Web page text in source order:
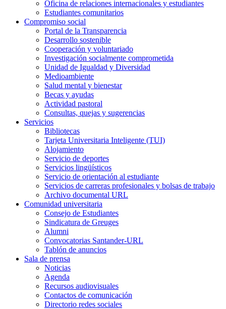
Oficina de relaciones internacionales y estudiantes
Estudiantes comunitarios
Compromiso social
Portal de la Transparencia
Desarrollo sostenible
Cooperación y voluntariado
Investigación socialmente comprometida
Unidad de Igualdad y Diversidad
Medioambiente
Salud mental y bienestar
Becas y ayudas
Actividad pastoral
Consultas, quejas y sugerencias
Servicios
Bibliotecas
Tarjeta Universitaria Inteligente (TUI)
Alojamiento
Servicio de deportes
Servicios lingüísticos
Servicio de orientación al estudiante
Servicios de carreras profesionales y bolsas de trabajo
Archivo documental URL
Comunidad universitaria
Consejo de Estudiantes
Sindicatura de Greuges
Alumni
Convocatorias Santander-URL
Tablón de anuncios
Sala de prensa
Noticias
Agenda
Recursos audiovisuales
Contactos de comunicación
Directorio redes sociales